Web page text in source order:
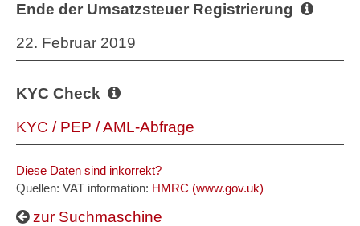
Ende der Umsatzsteuer Registrierung
22. Februar 2019
KYC Check
KYC / PEP / AML-Abfrage
Diese Daten sind inkorrekt?
Quellen: VAT information: HMRC (www.gov.uk)
zur Suchmaschine